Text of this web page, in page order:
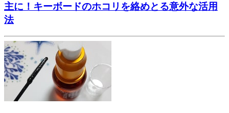
主に！キーボードのホコリを絡めとる意外な活用
法